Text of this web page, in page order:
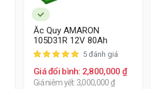
Ắc Quy AMARON
105D31R 12V 80Ah
5 đánh giá
Giá đổi bình: 2,800,000 ₫
Giá niêm yết: 3,000,000 ₫